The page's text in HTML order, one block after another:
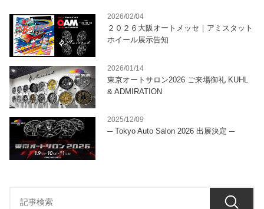
2026/02/04
２０２６大阪オートメッセ｜アミスタット
ホイール展示告知
2026/01/14
東京オートサロン2026 ご来場御礼 KUHL
& ADMIRATION
2025/12/09
─ Tokyo Auto Salon 2026 出展決定 ─